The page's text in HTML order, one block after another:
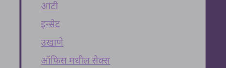
आंटी
इन्सेट
उखाणे
ऑफिस मधील सेक्स